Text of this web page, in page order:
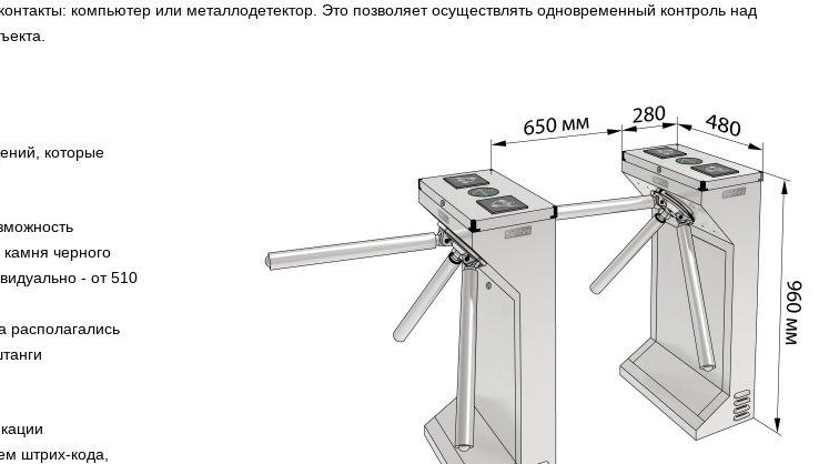
компьютер или металлодетектор. Это позволяет осуществлять одновременный контроль над
которые
камня черного
- от 510
располагались
штрих-кода,